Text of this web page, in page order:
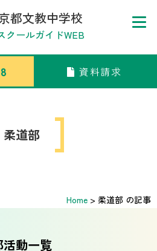
資料請求
都文教中学校
クールガイドWEB
資料請求
柔道部
Home > 柔道部 の記事
活動一覧